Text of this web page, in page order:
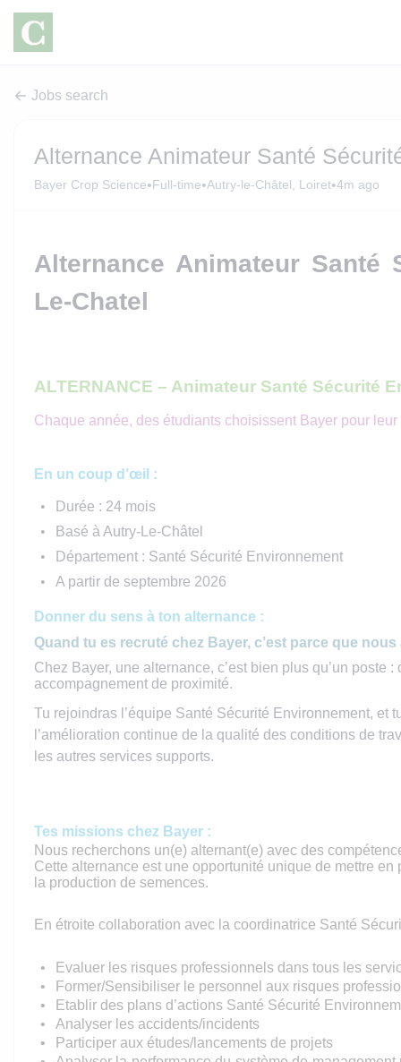
Jobs search
Alternance Animateur Santé
Bayer Crop Science•Full-time•Autry-le-Châtel, Loiret•4m ago
Alternance Animateur Santé
Le-Chatel
ALTERNANCE – Animateur Santé Sécurité
Chaque année, des étudiants choisissent Bayer pour
En un coup d’œil :
Durée : 24 mois
Basé à Autry-Le-Châtel
Département : Santé Sécurité Environnement
A partir de septembre 2026
Donner du sens à ton alternance :
Quand tu es recruté chez Bayer, c’est parce que
Chez Bayer, une alternance, c’est bien plus qu’un
accompagnement de proximité.
Tu rejoindras l’équipe Santé Sécurité Environnement,
l’amélioration continue de la qualité des conditions de
les autres services supports.
Tes missions chez Bayer :
Nous recherchons un(e) alternant(e) avec des
Cette alternance est une opportunité unique de mettre
la production de semences.
En étroite collaboration avec la coordinatrice Santé
Evaluer les risques professionnels dans tous les
Former/Sensibiliser le personnel aux risques
Etablir des plans d’actions Santé Sécurité
Analyser les accidents/incidents
Participer aux études/lancements de projets